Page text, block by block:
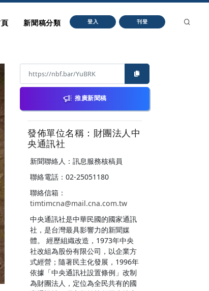
新聞稿分類 登入 刊登
推廣新聞稿
發佈單位名稱：財團法人中
央通訊社
新聞聯絡人：訊息服務核稿員
聯絡電話：02-25051180
聯絡信箱：
timtimcna@mail.cna.com.tw
中央通訊社是中華民國的國家通訊
社，是台灣最具影響力的新聞媒
體。 經歷組織改造，1973年中央
社改組為股份有限公司，以企業方
式經營；隨著民主化發展，1996年
依據「中央通訊社設置條例」改制
為財團法人，定位為全民共有的國